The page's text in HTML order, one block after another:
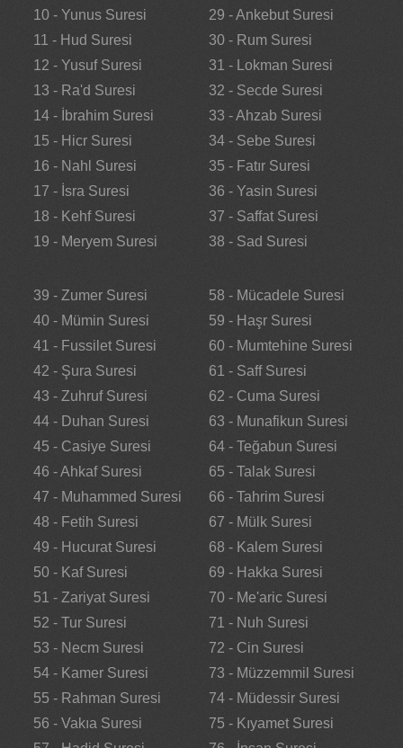
10 - Yunus Suresi
11 - Hud Suresi
12 - Yusuf Suresi
13 - Ra'd Suresi
14 - İbrahim Suresi
15 - Hicr Suresi
16 - Nahl Suresi
17 - İsra Suresi
18 - Kehf Suresi
19 - Meryem Suresi
29 - Ankebut Suresi
30 - Rum Suresi
31 - Lokman Suresi
32 - Secde Suresi
33 - Ahzab Suresi
34 - Sebe Suresi
35 - Fatır Suresi
36 - Yasin Suresi
37 - Saffat Suresi
38 - Sad Suresi
39 - Zumer Suresi
40 - Mümin Suresi
41 - Fussilet Suresi
42 - Şura Suresi
43 - Zuhruf Suresi
44 - Duhan Suresi
45 - Casiye Suresi
46 - Ahkaf Suresi
47 - Muhammed Suresi
48 - Fetih Suresi
49 - Hucurat Suresi
50 - Kaf Suresi
51 - Zariyat Suresi
52 - Tur Suresi
53 - Necm Suresi
54 - Kamer Suresi
55 - Rahman Suresi
56 - Vakıa Suresi
58 - Mücadele Suresi
59 - Haşr Suresi
60 - Mumtehine Suresi
61 - Saff Suresi
62 - Cuma Suresi
63 - Munafikun Suresi
64 - Teğabun Suresi
65 - Talak Suresi
66 - Tahrim Suresi
67 - Mülk Suresi
68 - Kalem Suresi
69 - Hakka Suresi
70 - Me'aric Suresi
71 - Nuh Suresi
72 - Cin Suresi
73 - Müzzemmil Suresi
74 - Müdessir Suresi
75 - Kıyamet Suresi